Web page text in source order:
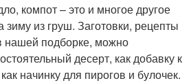
компот – это и многое другое
зиму из груш. Заготовки, рецепты
нашей подборке, можно
десерт, как добавку к
начинку для пирогов и булочек.